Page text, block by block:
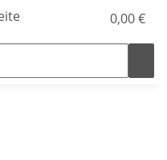
0,00 €